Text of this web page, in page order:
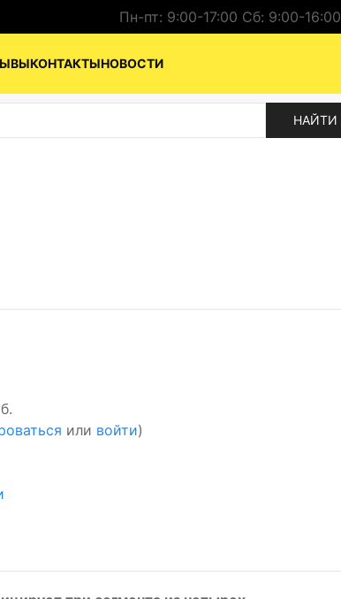
Пн-пт: 9:00-17:00 Cб: 9:00-16:00
КОНТАКТЫНОВОСТИ
или войти)